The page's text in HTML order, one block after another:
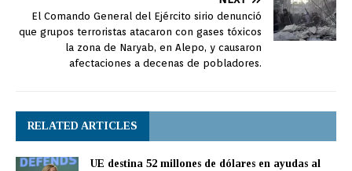
El Comando General del Ejército sirio denunció
que grupos terroristas atacaron con gases tóxicos
la zona de Naryab, en Alepo, y causaron
afectaciones a decenas de pobladores.
RELATED ARTICLES
UE destina 52 millones de dólares en ayudas al